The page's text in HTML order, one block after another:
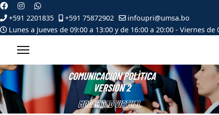
+591 2201835 +591 75872902
infoupri@umsa.bo
Lunes a Jueves de 09:00 a 13:00 y de 16:00 a 20:00 - Viernes de